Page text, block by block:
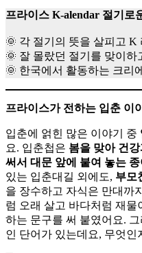
프라이스 K-alendar 절기로
🌞 각 절기의 뜻을 살피고
🌞 잘 몰랐던 절기를 맞이
🌞 한국에서 활동하는 크리
프라이스가 전하는 입춘 이
입춘에 얽힌 많은 이야기 중
요. 입춘첩은 봄을 맞아 건
써서 대문 앞에 붙여 놓는 종
있는 입춘대길 외에도, 부모
을 장수하고 자식은 만대까
럼 오래 살고 바다처럼 재물
하는 문구를 써 붙였어요.
인 단어가 있는데요, 무엇인